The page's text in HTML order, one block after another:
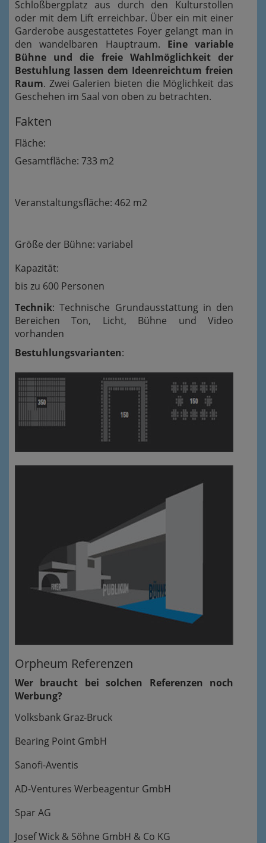
Schloßbergplatz aus durch den Kulturstollen
oder mit dem Lift erreichbar. Über ein mit einer
Garderobe ausgestattetes Foyer gelangt man in
den wandelbaren Hauptraum. Eine variable
Bühne und die freie Wahlmöglichkeit der
Bestuhlung lassen dem Ideenreichtum freien
Raum. Zwei Galerien bieten die Möglichkeit das
Geschehen im Saal von oben zu betrachten.
Fakten
Fläche:
Gesamtfläche: 733 m2
Veranstaltungsfläche: 462 m2
Größe der Bühne: variabel
Kapazität:
bis zu 600 Personen
Technik: Technische Grundausstattung in den
Bereichen Ton, Licht, Bühne und Video
vorhanden
Bestuhlungsvarianten:
Orpheum Referenzen
Wer braucht bei solchen Referenzen noch
Werbung?
Volksbank Graz-Bruck
Bearing Point GmbH
Sanofi-Aventis
AD-Ventures Werbeagentur GmbH
Spar AG
Josef Wick & Söhne GmbH & Co KG